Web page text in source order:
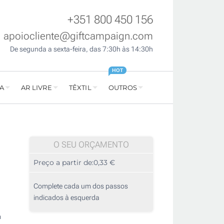
+351 800 450 156
apoiocliente@giftcampaign.com
De segunda a sexta-feira, das 7:30h às 14:30h
AR LIVRE TÊXTIL OUTROS
HOT
O SEU ORÇAMENTO
Preço a partir de:0,33 €
Complete cada um dos passos
indicados à esquerda